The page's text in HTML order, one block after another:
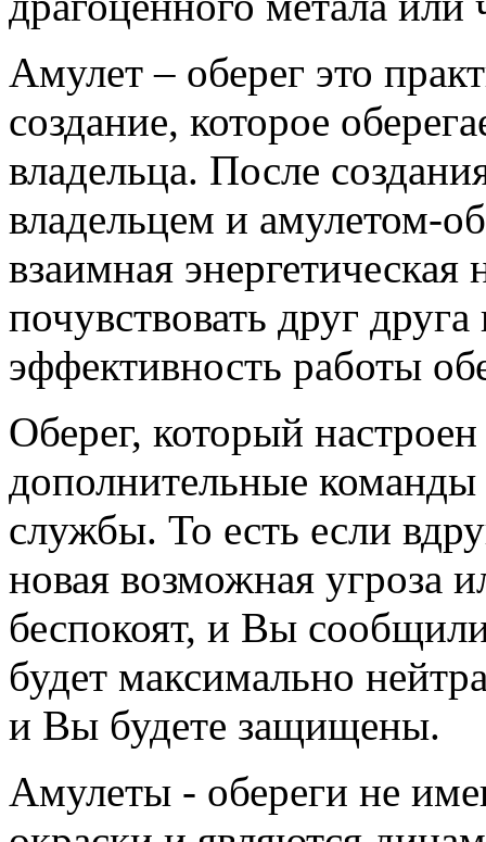
Амулет – оберег это
создание, которое
владельца. После
владельцем и амулетом-
взаимная
почувствовать друг
эффективность работы
Оберег, который
дополнительные команды
службы. То есть если
новая возможная угроза
беспокоят, и Вы
будет максимально
и Вы будете защищены.
Амулеты - обереги не